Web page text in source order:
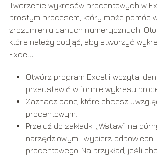
Tworzenie wykresów procentowych w
prostym procesem, który może pomóc
zrozumieniu danych numerycznych. Oto
które należy podjąć, aby stworzyć
Excelu:
Otwórz program Excel i wczytaj
przedstawić w formie wykresu
Zaznacz dane, które chcesz
procentowym.
Przejdź do zakładki „Wstaw” na
narzędziowym i wybierz
procentowego. Na przykład, jeśli